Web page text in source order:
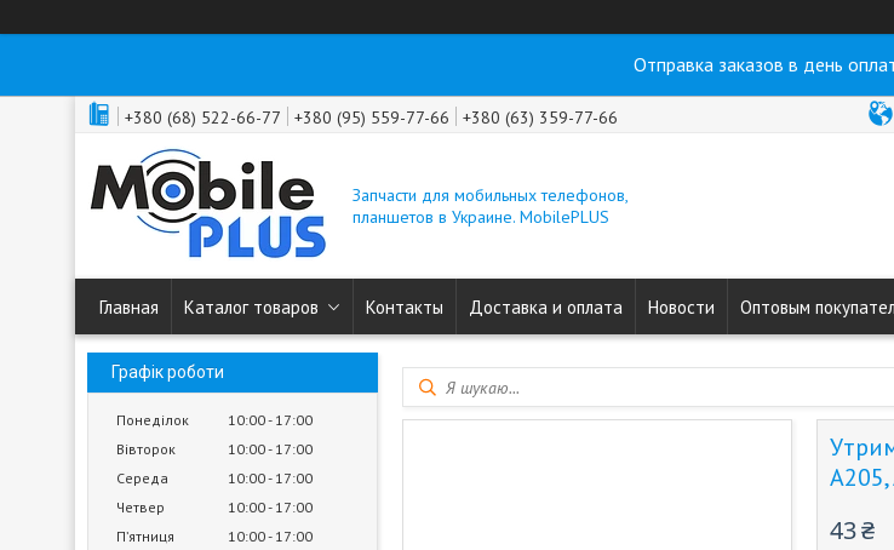
Отправка заказов в день
+380 (68) 522-66-77 +380 (95) 559-77-66 +380 (63) 359-77-66
Запчасти для мобильных телефонов,
планшетов в Украине. MobilePLUS
Главная Каталог товаров Контакты Доставка и оплата Новости Оптовым
Графік роботи
Понеділок 10:00 17:00
Вівторок
10:00 17:00
Середа
10:00 17:00
Четвер
10:00 17:00
Пʼятниця
10:00 17:00
43 ₴